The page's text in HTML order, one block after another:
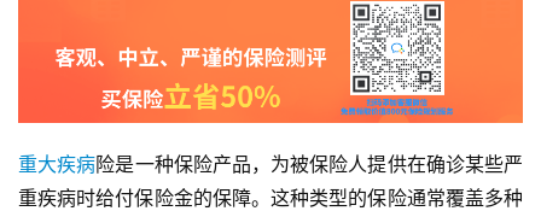
重大疾病险是一种保险产品，为被保险人提供在确诊某些严
重疾病时给付保险金的保障。这种类型的保险通常覆盖多种